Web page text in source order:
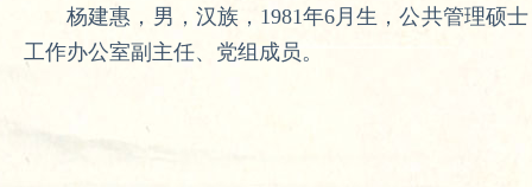
杨建惠，男，汉族，1981年6月生，公共管理硕士
工作办公室副主任、党组成员。